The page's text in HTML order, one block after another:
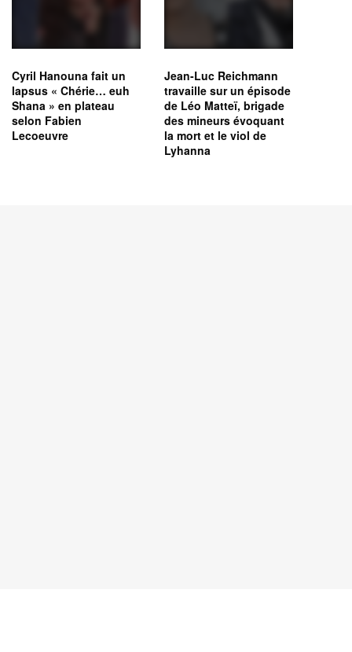
Cyril Hanouna fait un
lapsus « Chérie… euh
Shana » en plateau
selon Fabien
Lecoeuvre
Jean-Luc Reichmann
travaille sur un épisode
de Léo Matteï, brigade
des mineurs évoquant
la mort et le viol de
Lyhanna